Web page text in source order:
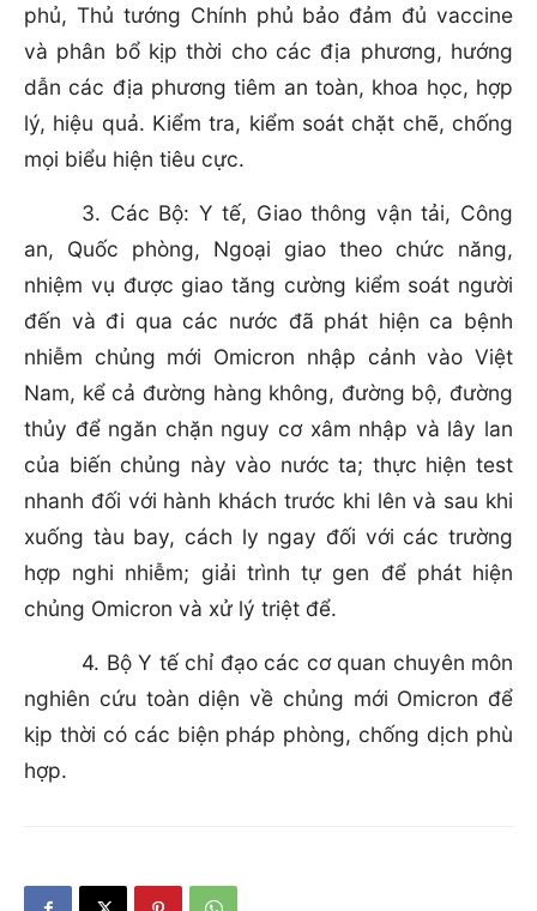
phủ, Thủ tướng Chính phủ bảo đảm đủ vaccine
và phân bổ kịp thời cho các địa phương, hướng
dẫn các địa phương tiêm an toàn, khoa học, hợp
lý, hiệu quả. Kiểm tra, kiểm soát chặt chẽ, chống
mọi biểu hiện tiêu cực.
3. Các Bộ: Y tế, Giao thông vận tải, Công
an, Quốc phòng, Ngoại giao theo chức năng,
nhiệm vụ được giao tăng cường kiểm soát người
đến và đi qua các nước đã phát hiện ca bệnh
nhiễm chủng mới Omicron nhập cảnh vào Việt
Nam, kể cả đường hàng không, đường bộ, đường
thủy để ngăn chặn nguy cơ xâm nhập và lây lan
của biến chủng này vào nước ta; thực hiện test
nhanh đối với hành khách trước khi lên và sau khi
xuống tàu bay, cách ly ngay đối với các trường
hợp nghi nhiễm; giải trình tự gen để phát hiện
chủng Omicron và xử lý triệt để.
4. Bộ Y tế chỉ đạo các cơ quan chuyên môn
nghiên cứu toàn diện về chủng mới Omicron để
kịp thời có các biện pháp phòng, chống dịch phù
hợp.